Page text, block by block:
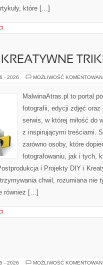
które […]
- 2026 MOŻLIWOŚĆ
MalwinaAtras.pl to portal
fotografii, edycji zdjęć oraz
serwis, w której miłość do
z inspirującymi treściami.
zarówno osoby, które
fotografowaniu, jak i tych,
i Projekty DIY i
chwil, rozumiana nie
również […]
- 2026 MOŻLIWOŚĆ